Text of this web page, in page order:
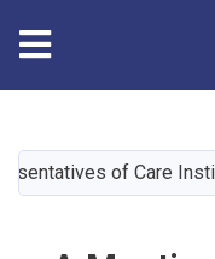
of Care